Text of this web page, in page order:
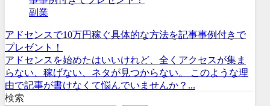
副業
アドセンスで10万円稼ぐ具体的な方法を記事事例付きで
プレゼント！
アドセンスを始めたはいいけれど、全くアクセスが集ま
らない、稼げない、ネタが見つからない。 このような理
由で記事が書けなくて悩んでいませんか？...
検索